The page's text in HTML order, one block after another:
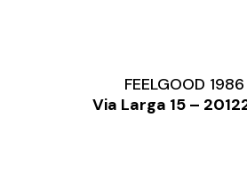
FEELGOOD
Via Larga 15 –